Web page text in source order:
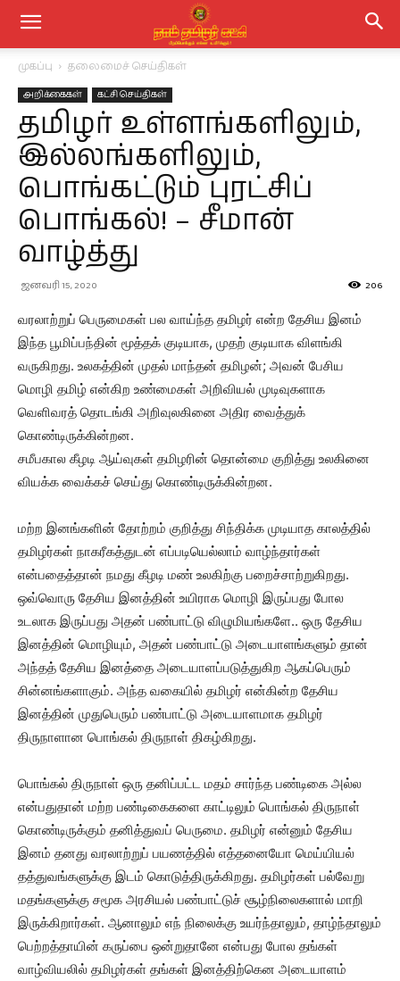
முகப்பு தலைமைச் செய்திகள்
அறிக்கைகள் கட்சி செய்திகள்
தமிழர் உள்ளங்களிலும்,
இல்லங்களிலும்,
பொங்கட்டும் புரட்சிப்
பொங்கல்! – சீமான்
வாழ்த்து
ஜனவரி 15, 2020 206
வரலாற்றுப் பெருமைகள் பல வாய்ந்த தமிழர் என்ற தேசிய இனம்
இந்த பூமிப்பந்தின் மூத்தக் குடியாக, முதற் குடியாக விளங்கி
வருகிறது. உலகத்தின் முதல் மாந்தன் தமிழன்; அவன் பேசிய
மொழி தமிழ் என்கிற உண்மைகள் அறிவியல் முடிவுகளாக
வெளிவரத் தொடங்கி அறிவுலகினை அதிர வைத்துக்
கொண்டிருக்கின்றன.
சமீபகால கீழடி ஆய்வுகள் தமிழரின் தொன்மை குறித்து உலகினை
வியக்க வைக்கச் செய்து கொண்டிருக்கின்றன.
மற்ற இனங்களின் தோற்றம் குறித்து சிந்திக்க முடியாத காலத்தில்
தமிழர்கள் நாகரீகத்துடன் எப்படியெல்லாம் வாழ்ந்தார்கள்
என்பதைத்தான் நமது கீழடி மண் உலகிற்கு பறைச்சாற்றுகிறது.
ஒவ்வொரு தேசிய இனத்தின் உயிராக மொழி இருப்பது போல
உடலாக இருப்பது அதன் பண்பாட்டு விழுமியங்களே.. ஒரு தேசிய
இனத்தின் மொழியும், அதன் பண்பாட்டு அடையாளங்களும் தான்
அந்தத் தேசிய இனத்தை அடையாளப்படுத்துகிற ஆகப்பெரும்
சின்னங்களாகும். அந்த வகையில் தமிழர் என்கின்ற தேசிய
இனத்தின் முதுபெரும் பண்பாட்டு அடையாளமாக தமிழர்
திருநாளான பொங்கல் திருநாள் திகழ்கிறது.
பொங்கல் திருநாள் ஒரு தனிப்பட்ட மதம் சார்ந்த பண்டிகை அல்ல
என்பதுதான் மற்ற பண்டிகைகளை காட்டிலும் பொங்கல் திருநாள்
கொண்டிருக்கும் தனித்துவப் பெருமை. தமிழர் என்னும் தேசிய
இனம் தனது வரலாற்றுப் பயணத்தில் எத்தனையோ மெய்யியல்
தத்துவங்களுக்கு இடம் கொடுத்திருக்கிறது. தமிழர்கள் பல்வேறு
மதங்களுக்கு சமூக அரசியல் பண்பாட்டுச் சூழ்நிலைகளால் மாறி
இருக்கிறார்கள். ஆனாலும் எந் நிலைக்கு உயர்ந்தாலும், தாழ்ந்தாலும்
பெற்றத்தாயின் கருப்பை ஒன்றுதானே என்பது போல தங்கள்
வாழ்வியலில் தமிழர்கள் தங்கள் இனத்திற்கென அடையாளம்